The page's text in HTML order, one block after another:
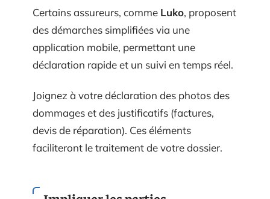
Certains assureurs, comme Luko, proposent
des démarches simplifiées via une
application mobile, permettant une
déclaration rapide et un suivi en temps réel.
Joignez à votre déclaration des photos des
dommages et des justificatifs (factures,
devis de réparation). Ces éléments
faciliteront le traitement de votre dossier.